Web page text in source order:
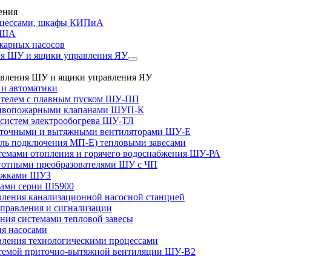
шкафы КИПиА
ЩА
насосов
ШУ и ящики управления ЯУ
ШУ и ящики управления ЯУ
автоматики
с плавным пуском ШУ-ПП
клапанами ШУП-К
электрообогрева ШУ-ТЛ
и вытяжными вентиляторами ШУ-Е
подключения МП-Е) тепловыми завесами
отопления и горячего водоснабжения ШУ-РА
преобразователями ШУ с ЧП
ШУЗ
серии Ш5900
канализационной насосной станцией
и сигнализации
системами тепловой завесы
насосами
технологическими процессами
приточно-вытяжной вентиляции ШУ-В2